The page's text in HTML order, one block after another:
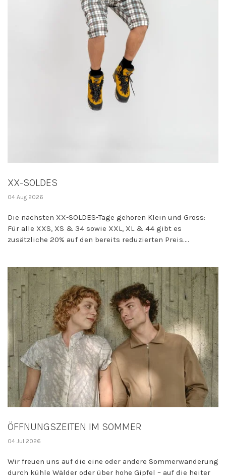
XX-SOLDES
04 Aug 2026
Die nächsten XX-SOLDES-Tage gehören Klein und Gross:
Für alle XXS, XS & 34 sowie XXL, XL & 44 gibt es
zusätzliche 20% auf den bereits reduzierten Preis....
ÖFFNUNGSZEITEN IM SOMMER
04 Jul 2026
Wir freuen uns auf die eine oder andere Sommerwanderung
durch kühle Wälder oder über hohe Gipfel – auf die heiter